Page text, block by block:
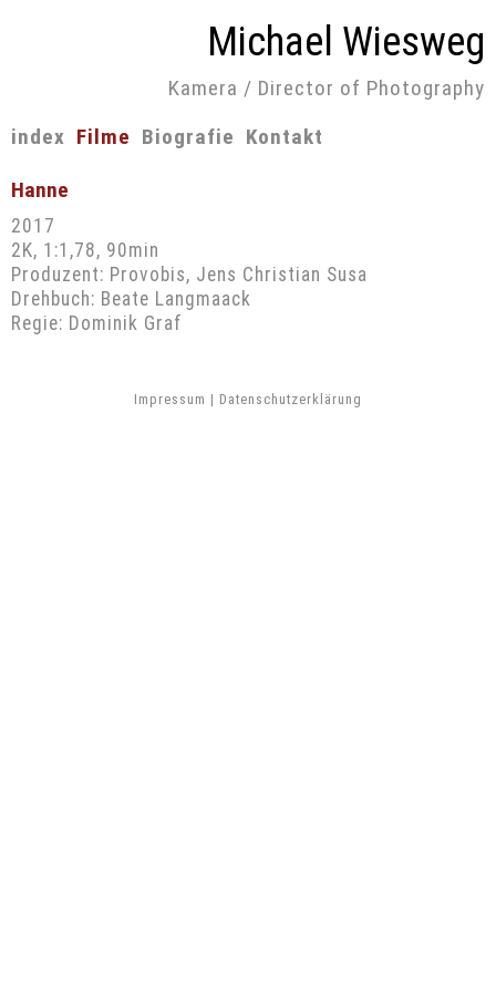
Michael Wiesweg
Kamera / Director of Photography
Navigation
index Filme Biografie Kontakt
Hanne
2017
2K, 1:1,78, 90min
Produzent: Provobis, Jens Christian Susa
Drehbuch: Beate Langmaack
Regie: Dominik Graf
Impressum | Datenschutzerklärung